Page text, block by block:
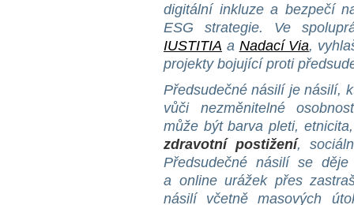
digitální inkluze a bezpečí
ESG strategie. Ve
IUSTITIA a Nadací Via,
projekty bojující proti
Předsudečné násilí je násilí,
vůči nezměnitelné
může být barva pleti,
zdravotní postižení,
Předsudečné násilí se
a online urážek přes
násilí včetně masových